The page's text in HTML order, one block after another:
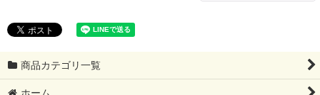
商品カテゴリ一覧
ホーム